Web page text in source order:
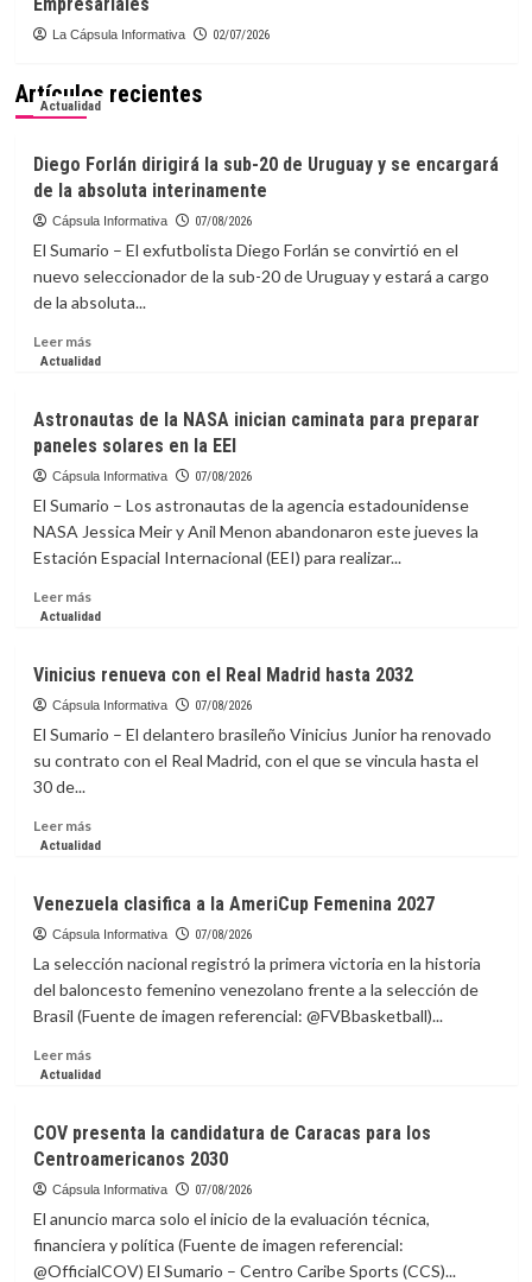
La Cápsula Informativa 02/07/2026
Artículos recientes
Actualidad
Diego Forlán dirigirá la sub-20 de Uruguay y se encargará
de la absoluta interinamente
Cápsula Informativa 07/08/2026
El Sumario – El exfutbolista Diego Forlán se convirtió en el
nuevo seleccionador de la sub-20 de Uruguay y estará a cargo
de la absoluta...
Leer másLeer
más
Forlán
dirigirá
la
20
de
Uruguay
se
la
absoluta
Actualidad
Astronautas de la NASA inician caminata para preparar
paneles solares en la EEI
Cápsula Informativa 07/08/2026
El Sumario – Los astronautas de la agencia estadounidense
NASA Jessica Meir y Anil Menon abandonaron este jueves la
Estación Espacial Internacional (EEI) para realizar...
Leer másLeer
más
de
la
NASA
caminata
paneles
la
EEI
Actualidad
Vinicius renueva con el Real Madrid hasta 2032
Cápsula Informativa 07/08/2026
El Sumario – El delantero brasileño Vinicius Junior ha renovado
su contrato con el Real Madrid, con el que se vincula hasta el
30 de...
Leer másLeer
más
renueva
con
Madrid
hasta
Actualidad
Venezuela clasifica a la AmeriCup Femenina 2027
Cápsula Informativa 07/08/2026
La selección nacional registró la primera victoria en la historia
del baloncesto femenino venezolano frente a la selección de
Brasil (Fuente de imagen referencial: @FVBbasketball)...
Leer másLeer
más
clasifica
a
la
Femenina
2027
Actualidad
COV presenta la candidatura de Caracas para los
Centroamericanos 2030
Cápsula Informativa 07/08/2026
El anuncio marca solo el inicio de la evaluación técnica,
financiera y política (Fuente de imagen referencial:
@OfficialCOV) El Sumario – Centro Caribe Sports (CCS)...